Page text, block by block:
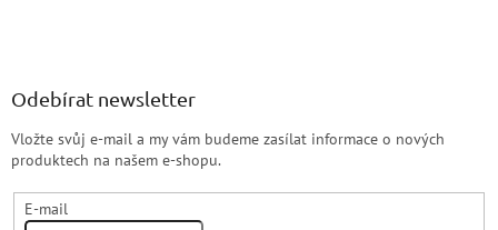
Odebírat newsletter
Vložte svůj e-mail a my vám budeme zasílat informace o nových
produktech na našem e-shopu.
E-mail